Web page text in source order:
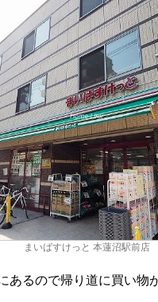
まいばすけっと 本蓮沼駅前店
あるので帰り道に買い物